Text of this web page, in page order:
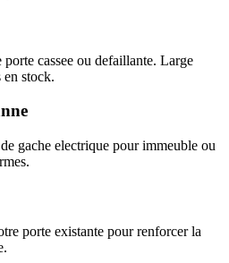
cassee ou defaillante. Large
stock.
gache electrique pour immeuble ou
porte existante pour renforcer la